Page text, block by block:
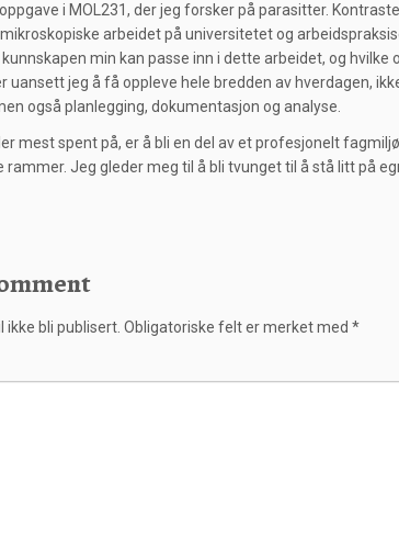
i MOL231, der jeg forsker på parasitter.
arbeidet på universitetet og
min kan passe inn i dette arbeidet, og hvilke
uansett jeg å få oppleve hele bredden av hverdagen,
også planlegging, dokumentasjon og analyse.
mest spent på, er å bli en del av et profesjonelt
Jeg gleder meg til å bli tvunget til å stå litt på
ikke bli publisert. Obligatoriske felt er merket med *